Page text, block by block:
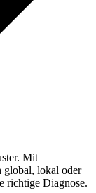
Mit
global, lokal oder
richtige Diagnose.